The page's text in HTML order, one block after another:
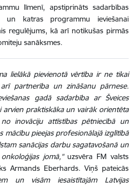
līmenī, apstiprināts sadarbības
un katras programmu ieviešanai
regulējums, kā arī notikušas pirmās
sanāksmes.
lielākā pievienotā vērtība ir ne tikai
partnerība un zināšanu pārnese.
gadā sadarbība ar Šveices
arvien praktiskāka un vairāk orientēta
inovāciju attīstības pētniecībā un
mācību pieejas profesionālajā izglītībā
sanācijas darbu sagatavošanā un
jomā,"uzsvēra FM valsts
Armands Eberhards. Viņš pateicās
un visām iesaistītajām Latvijas